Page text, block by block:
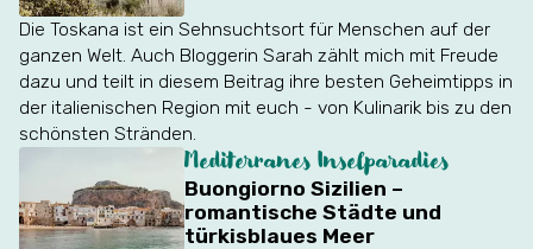
Die Toskana ist ein Sehnsuchtsort für Menschen auf der
ganzen Welt. Auch Bloggerin Sarah zählt mich mit Freude
dazu und teilt in diesem Beitrag ihre besten Geheimtipps in
der italienischen Region mit euch - von Kulinarik bis zu den
schönsten Stränden.
Mediterranes Inselparadies
Buongiorno Sizilien –
romantische Städte und
türkisblaues Meer